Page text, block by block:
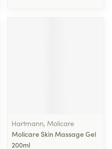
Hartmann, Molicare
Molicare Skin Massage Gel
200ml